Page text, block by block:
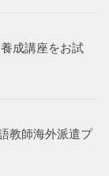
成講座をお試
教師海外派遣プ